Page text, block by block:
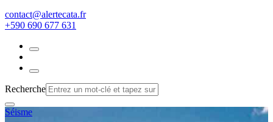
rf.atacetrela@tcatnoc
+590 690 677 631
Recherche
Séisme